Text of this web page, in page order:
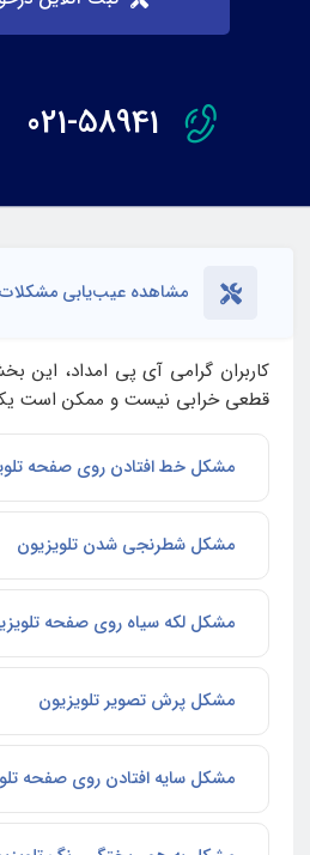
021-58941
مشاهده عیب‌یابی مشکلات
کاربران گرامی آی‌ پی امداد، این
قطعی خرابی نیست و ممکن است یکی
مشکل خط افتادن روی صفحه
مشکل شطرنجی شدن تلویزیون
مشکل لکه سیاه روی صفحه
مشکل پرش تصویر تلویزیون
مشکل سایه افتادن روی صفحه